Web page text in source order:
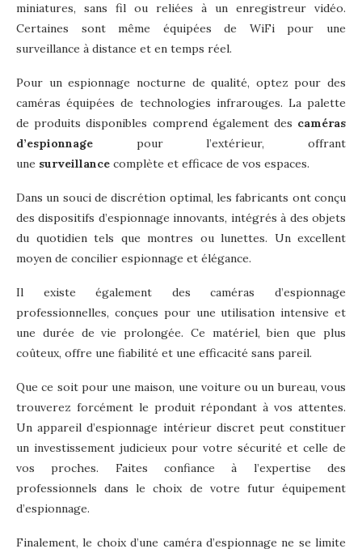
miniatures, sans fil ou reliées à un enregistreur vidéo.
Certaines sont même équipées de WiFi pour une
surveillance à distance et en temps réel.
Pour un espionnage nocturne de qualité, optez pour des
caméras équipées de technologies infrarouges. La palette
de produits disponibles comprend également des caméras
d’espionnage pour l’extérieur, offrant
une surveillance complète et efficace de vos espaces.
Dans un souci de discrétion optimal, les fabricants ont conçu
des dispositifs d’espionnage innovants, intégrés à des objets
du quotidien tels que montres ou lunettes. Un excellent
moyen de concilier espionnage et élégance.
Il existe également des caméras d’espionnage
professionnelles, conçues pour une utilisation intensive et
une durée de vie prolongée. Ce matériel, bien que plus
coûteux, offre une fiabilité et une efficacité sans pareil.
Que ce soit pour une maison, une voiture ou un bureau, vous
trouverez forcément le produit répondant à vos attentes.
Un appareil d’espionnage intérieur discret peut constituer
un investissement judicieux pour votre sécurité et celle de
vos proches. Faites confiance à l’expertise des
professionnels dans le choix de votre futur équipement
d’espionnage.
Finalement, le choix d’une caméra d’espionnage ne se limite